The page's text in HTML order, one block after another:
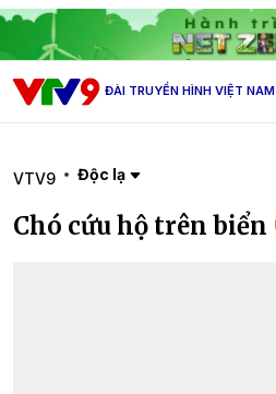
ĐÀI TRUYỀN HÌNH VIỆT NAM
VTV9 Độc lạ
Chó cứu hộ trên biển